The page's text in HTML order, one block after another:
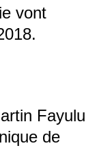
vont
Fayulu
de